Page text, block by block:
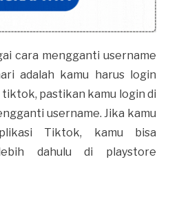
cara mengganti username
adalah kamu harus login
pastikan kamu login di
username. Jika kamu
Tiktok, kamu bisa
dahulu di playstore